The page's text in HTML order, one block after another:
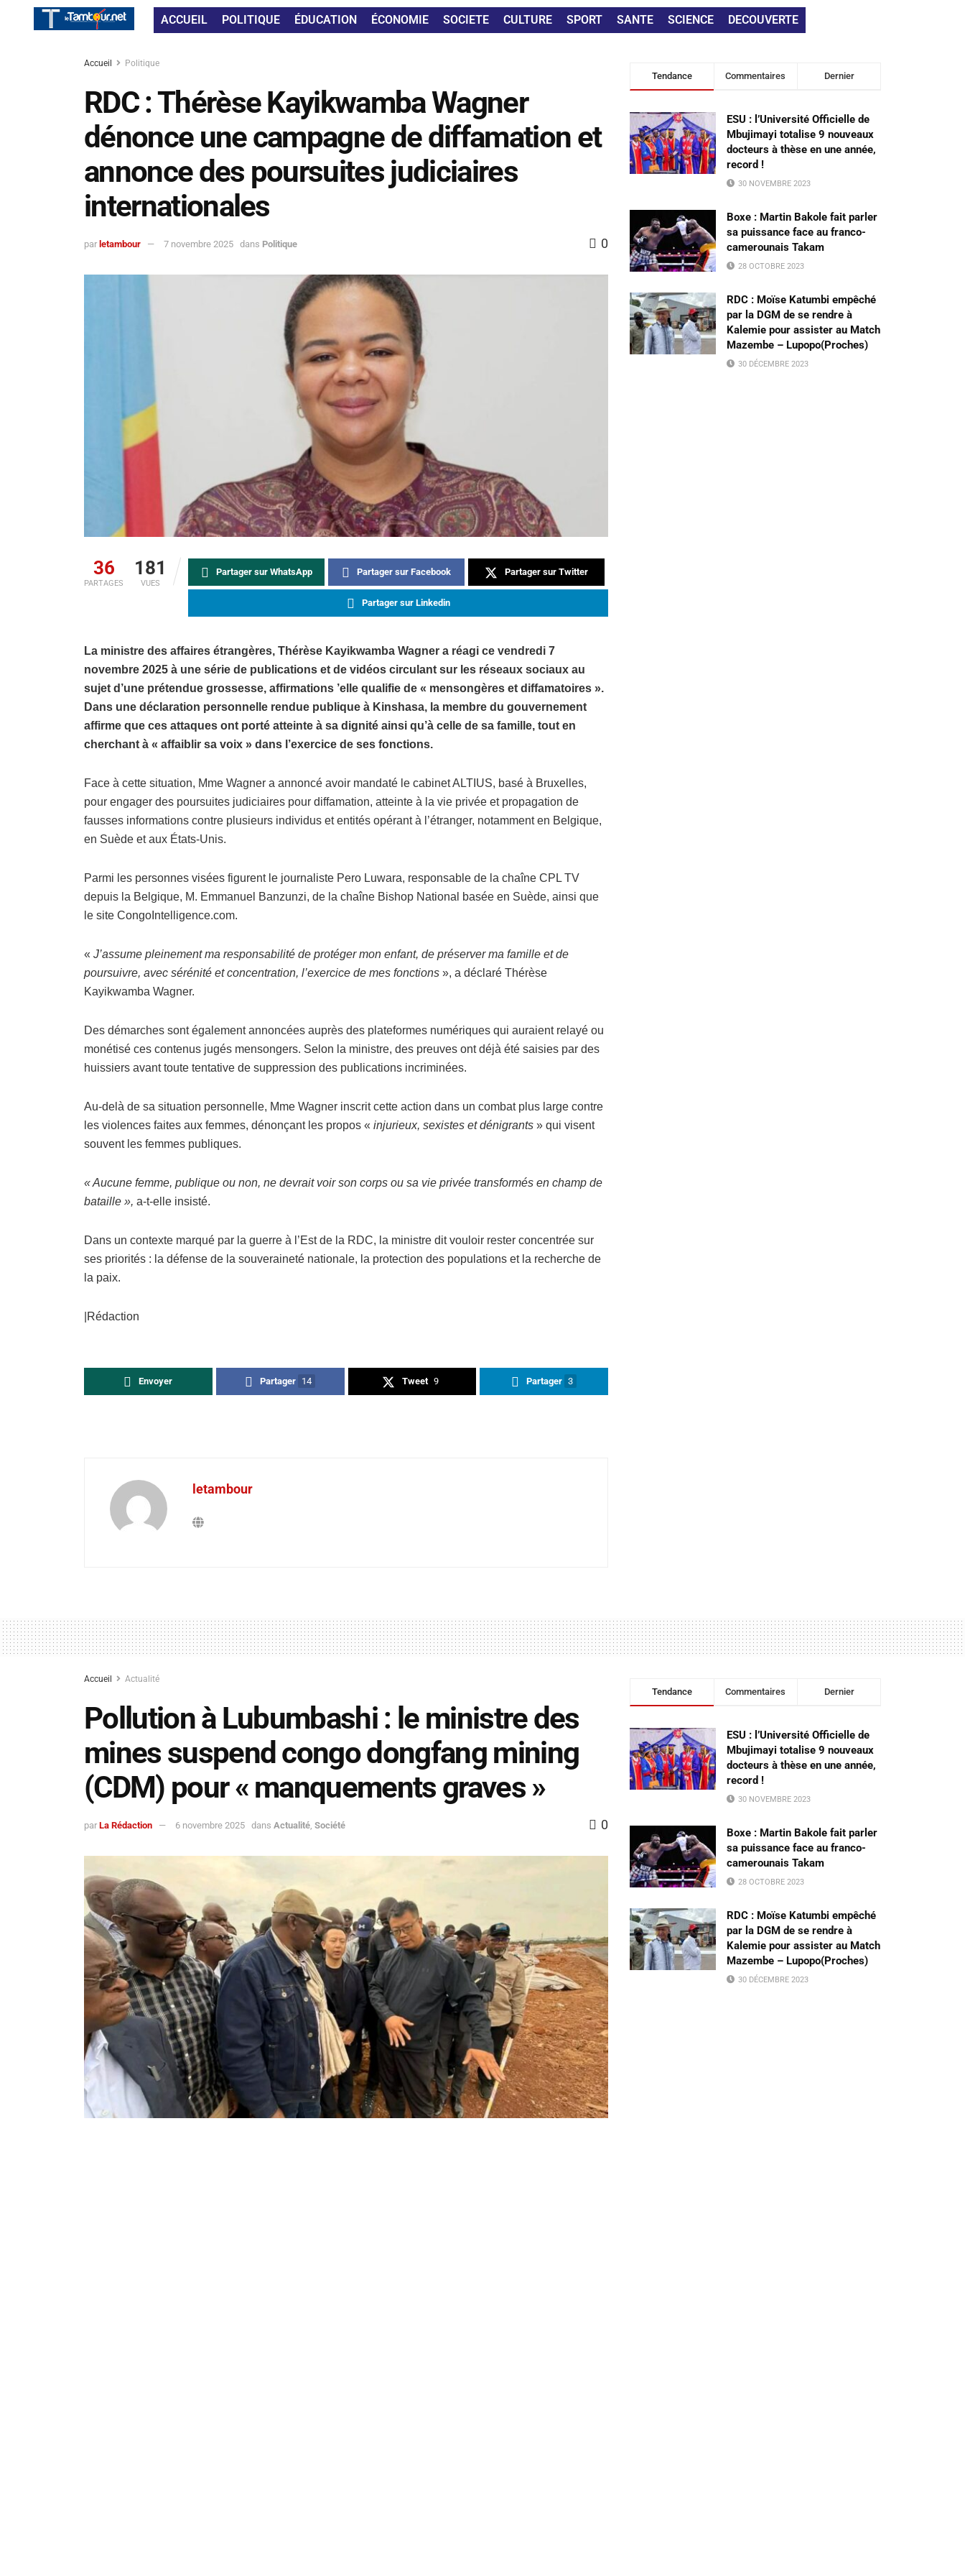
ACCUEIL POLITIQUE ÉDUCATION ÉCONOMIE SOCIETE CULTURE SPORT SANTE SCIENCE DECOUVERTE
Accueil Politique
RDC : Thérèse Kayikwamba Wagner
dénonce une campagne de diffamation et
annonce des poursuites judiciaires
internationales
par letambour 7 novembre 2025 dans Politique 0
36
PARTAGES
181
VUES
Partager sur WhatsApp Partager sur Facebook Partager sur Twitter
Partager sur Linkedin
La ministre des affaires étrangères, Thérèse Kayikwamba Wagner a réagi ce vendredi 7
novembre 2025 à une série de publications et de vidéos circulant sur les réseaux sociaux au
sujet d’une prétendue grossesse, affirmations ’elle qualifie de « mensongères et diffamatoires ».
Dans une déclaration personnelle rendue publique à Kinshasa, la membre du gouvernement
affirme que ces attaques ont porté atteinte à sa dignité ainsi qu’à celle de sa famille, tout en
cherchant à « affaiblir sa voix » dans l’exercice de ses fonctions.
Face à cette situation, Mme Wagner a annoncé avoir mandaté le cabinet ALTIUS, basé à Bruxelles,
pour engager des poursuites judiciaires pour diffamation, atteinte à la vie privée et propagation de
fausses informations contre plusieurs individus et entités opérant à l’étranger, notamment en Belgique,
en Suède et aux États-Unis.
Parmi les personnes visées figurent le journaliste Pero Luwara, responsable de la chaîne CPL TV
depuis la Belgique, M. Emmanuel Banzunzi, de la chaîne Bishop National basée en Suède, ainsi que
le site CongoIntelligence.com.
« J’assume pleinement ma responsabilité de protéger mon enfant, de préserver ma famille et de
poursuivre, avec sérénité et concentration, l’exercice de mes fonctions », a déclaré Thérèse
Kayikwamba Wagner.
Des démarches sont également annoncées auprès des plateformes numériques qui auraient relayé ou
monétisé ces contenus jugés mensongers. Selon la ministre, des preuves ont déjà été saisies par des
huissiers avant toute tentative de suppression des publications incriminées.
Au-delà de sa situation personnelle, Mme Wagner inscrit cette action dans un combat plus large contre
les violences faites aux femmes, dénonçant les propos « injurieux, sexistes et dénigrants » qui visent
souvent les femmes publiques.
« Aucune femme, publique ou non, ne devrait voir son corps ou sa vie privée transformés en champ de
bataille », a-t-elle insisté.
Dans un contexte marqué par la guerre à l’Est de la RDC, la ministre dit vouloir rester concentrée sur
ses priorités : la défense de la souveraineté nationale, la protection des populations et la recherche de
la paix.
|Rédaction
Envoyer Partager 14 Tweet 9 Partager 3
letambour
Tendance Commentaires Dernier
ESU : l’Université Officielle de
Mbujimayi totalise 9 nouveaux
docteurs à thèse en une année,
record !
30 NOVEMBRE 2023
Boxe : Martin Bakole fait parler
sa puissance face au franco-
camerounais Takam
28 OCTOBRE 2023
RDC : Moïse Katumbi empêché
par la DGM de se rendre à
Kalemie pour assister au Match
Mazembe – Lupopo(Proches)
30 DÉCEMBRE 2023
Accueil Actualité
Pollution à Lubumbashi : le ministre des
mines suspend congo dongfang mining
(CDM) pour « manquements graves »
par La Rédaction 6 novembre 2025 dans Actualité Société 0
Tendance Commentaires Dernier
ESU : l’Université Officielle de
Mbujimayi totalise 9 nouveaux
docteurs à thèse en une année,
record !
30 NOVEMBRE 2023
Boxe : Martin Bakole fait parler
sa puissance face au franco-
camerounais Takam
28 OCTOBRE 2023
RDC : Moïse Katumbi empêché
par la DGM de se rendre à
Kalemie pour assister au Match
Mazembe – Lupopo(Proches)
30 DÉCEMBRE 2023